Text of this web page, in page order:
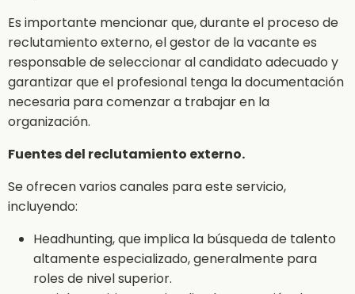
Es importante mencionar que, durante el proceso de
reclutamiento externo, el gestor de la vacante es
responsable de seleccionar al candidato adecuado y
garantizar que el profesional tenga la documentación
necesaria para comenzar a trabajar en la
organización.
Fuentes del reclutamiento externo.
Se ofrecen varios canales para este servicio,
incluyendo:
Headhunting, que implica la búsqueda de talento
altamente especializado, generalmente para
roles de nivel superior.